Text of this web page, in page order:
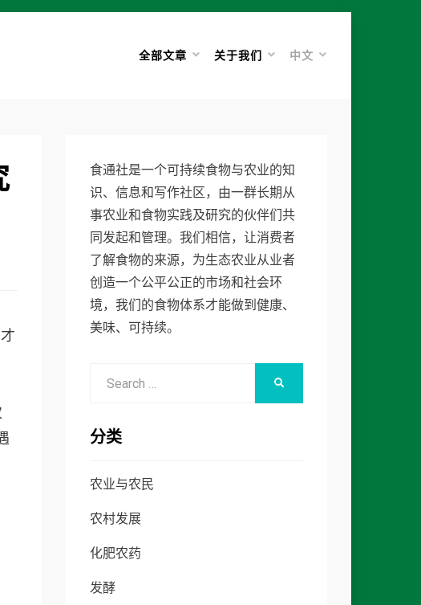
全部文章 关于我们 中文
食通社是一个可持续食物与农业的知
识、信息和写作社区，由一群长期从
事农业和食物实践及研究的伙伴们共
同发起和管理。我们相信，让消费者
了解食物的来源，为生态农业从业者
创造一个公平公正的市场和社会环
境，我们的食物体系才能做到健康、
美味、可持续。
分类
农业与农民
农村发展
化肥农药
发酵